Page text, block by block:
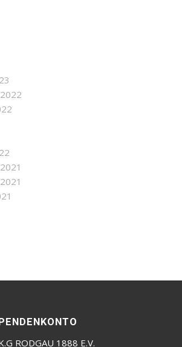
RODGAU 1888 E.V.